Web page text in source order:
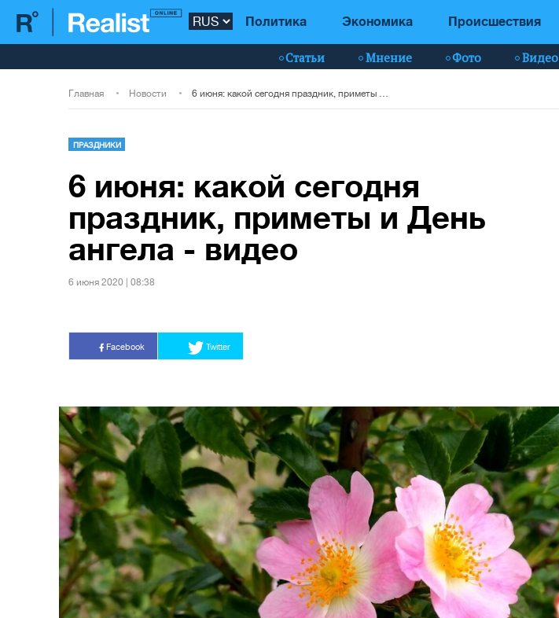
Политика Экономика Происшествия
Статьи Мнение Фото Видео
Главная Новости
ПРАЗДНИКИ
6 июня: какой сегодня
праздник, приметы и День
ангела - видео
6 июня 2020 | 08:38
Facebook Twitter